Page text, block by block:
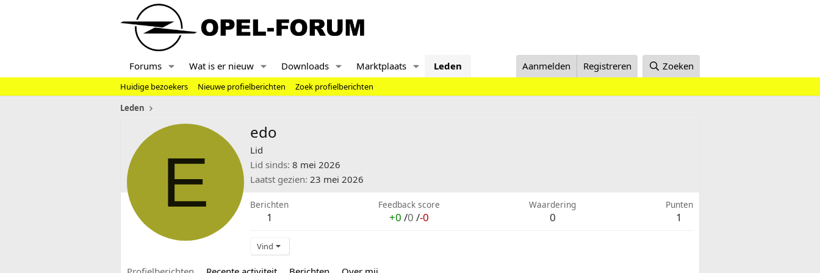
Forums Wat is er nieuw Downloads Marktplaats Leden Aanmelden Registreren Zoeken
Huidige bezoekers Nieuwe profielberichten
Zoek profielberichten
Leden
E
edo
Lid
Lid sinds 8 mei 2026
Laatst gezien 23 mei 2026
Berichten
1
Feedback score
+0 /0 /-0
Waardering
0
Punten
1
Vind